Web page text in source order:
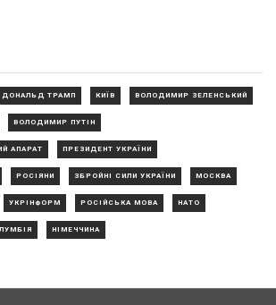
ДОНАЛЬД ТРАМП КИЇВ ВОЛОДИМИР ЗЕЛЕНСЬКИЙ
ВОЛОДИМИР ПУТІН
АПАРАТ ПРЕЗИДЕНТ УКРАЇНИ
РОСІЯНИ ЗБРОЙНІ СИЛИ УКРАЇНИ МОСКВА
УКРІНФОРМ РОСІЙСЬКА МОВА НАТО
НІМЕЧЧИНА